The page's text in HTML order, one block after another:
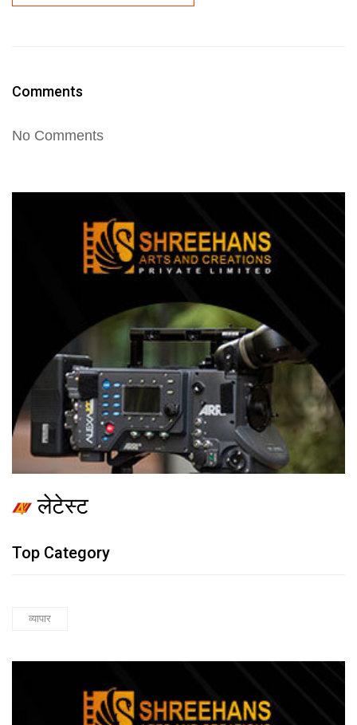
Comments
No Comments
लेटेस्ट
Top Category
व्यापार